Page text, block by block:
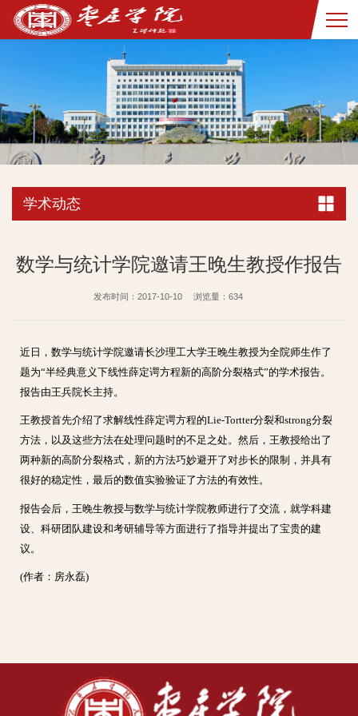
学术动态
数学与统计学院邀请王晚生教授作报告
发布时间：2017-10-10 浏览量： 634
近日，数学与统计学院邀请长沙理工大学王晚生教授为全院师生作了
题为“半经典意义下线性薛定谔方程新的高阶分裂格式”的学术报告。
报告由王兵院长主持。
王教授首先介绍了求解线性薛定谔方程的Lie-Tortter分裂和strong分裂
方法，以及这些方法在处理问题时的不足之处。然后，王教授给出了
两种新的高阶分裂格式，新的方法巧妙避开了对步长的限制，并具有
很好的稳定性，最后的数值实验验证了方法的有效性。
报告会后，王晚生教授与数学与统计学院教师进行了交流，就学科建
设、科研团队建设和考研辅导等方面进行了指导并提出了宝贵的建
议。
(作者：房永磊)